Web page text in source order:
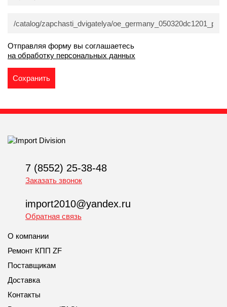
Отправляя форму вы соглашаетесь
на обработку персональных данных
7 (8552) 25-38-48
Заказать звонок
import2010@yandex.ru
Обратная связь
О компании
Ремонт КПП ZF
Поставщикам
Доставка
Контакты